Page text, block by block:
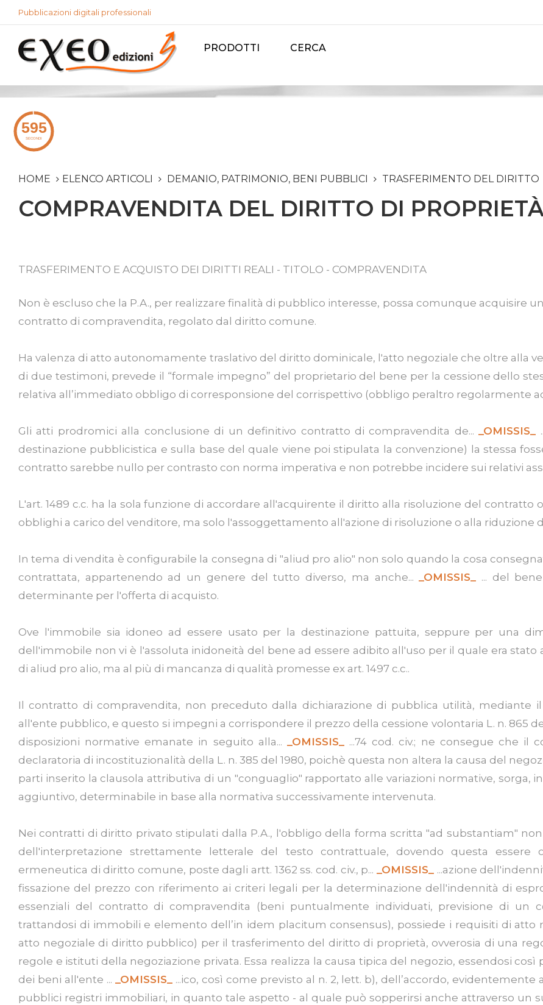
Pubblicazioni digitali professionali
PRODOTTI CERCA
HOME ELENCO ARTICOLI DEMANIO, PATRIMONIO, BENI PUBBLICI TRASFERIMENTO DEL DIRITTO
COMPRAVENDITA DEL DIRITTO DI
TRASFERIMENTO E ACQUISTO DEI DIRITTI REALI - TITOLO - COMPRAVENDITA
Non è escluso che la P.A., per realizzare finalità di pubblico interesse, possa comunque acquisire
contratto di compravendita, regolato dal diritto comune.
Ha valenza di atto autonomamente traslativo del diritto dominicale, l'atto negoziale che oltre alla
di due testimoni, prevede il “formale impegno” del proprietario del bene per la cessione dello
relativa all’immediato obbligo di corresponsione del corrispettivo (obbligo peraltro regolarmente
Gli atti prodromici alla conclusione di un definitivo contratto di compravendita de... _OMISSIS_
destinazione pubblicistica e sulla base del quale viene poi stipulata la convenzione) la stessa
contratto sarebbe nullo per contrasto con norma imperativa e non potrebbe incidere sui relativi
L'art. 1489 c.c. ha la sola funzione di accordare all'acquirente il diritto alla risoluzione del contratto
obblighi a carico del venditore, ma solo l'assoggettamento all'azione di risoluzione o alla riduzione
In tema di vendita è configurabile la consegna di "aliud pro alio" non solo quando la cosa
contrattata, appartenendo ad un genere del tutto diverso, ma anche...
_OMISSIS_
... del
determinante per l'offerta di acquisto.
Ove l'immobile sia idoneo ad essere usato per la destinazione pattuita, seppure per una
dell'immobile non vi è l'assoluta inidoneità del bene ad essere adibito all'uso per il quale era
di aliud pro alio, ma al più di mancanza di qualità promesse ex art. 1497 c.c..
Il contratto di compravendita, non preceduto dalla dichiarazione di pubblica utilità, mediante
all'ente pubblico, e questo si impegni a corrispondere il prezzo della cessione volontaria L. n. 865
disposizioni normative emanate in seguito alla...
_OMISSIS_
...74 cod. civ.; ne consegue che
declaratoria di incostituzionalità della L. n. 385 del 1980, poichè questa non altera la causa del
parti inserito la clausola attributiva di un "conguaglio" rapportato alle variazioni normative, sorga,
aggiuntivo, determinabile in base alla normativa successivamente intervenuta.
Nei contratti di diritto privato stipulati dalla P.A., l'obbligo della forma scritta "ad substantiam"
dell'interpretazione strettamente letterale del testo contrattuale, dovendo questa
ermeneutica di diritto comune, poste dagli artt. 1362 ss. cod. civ., p...
_OMISSIS_
...azione
fissazione del prezzo con riferimento ai criteri legali per la determinazione dell'indennità di
essenziali del contratto di compravendita (beni puntualmente individuati, previsione di un
trattandosi di immobili e elemento dell’in idem placitum consensus), possiede i requisiti di atto
atto negoziale di diritto pubblico) per il trasferimento del diritto di proprietà, ovverosia di una
regole e istituti della negoziazione privata. Essa realizza la causa tipica del negozio, essendosi
dei beni all'ente ...
_OMISSIS_
...ico, così come previsto al n. 2, lett. b), dell’accordo,
pubblici registri immobiliari, in quanto tale aspetto - al quale può sopperirsi anche attraverso un